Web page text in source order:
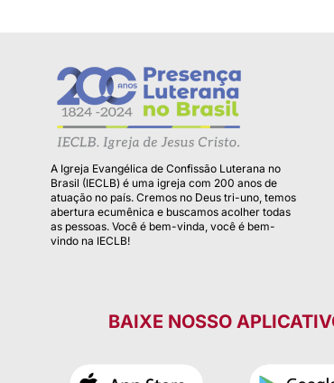
A Igreja Evangélica de Confissão Luterana no
Brasil (IECLB) é uma igreja com 200 anos de
atuação no país. Cremos no Deus tri-uno, temos
abertura ecumênica e buscamos acolher todas
as pessoas. Você é bem-vinda, você é bem-
vindo na IECLB!
BAIXE NOSSO